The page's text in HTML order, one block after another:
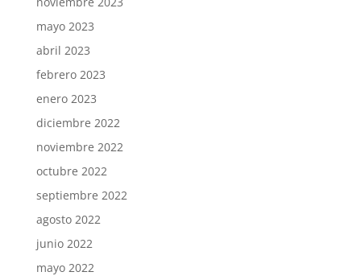
mayo 2023
abril 2023
febrero 2023
enero 2023
diciembre 2022
noviembre 2022
octubre 2022
septiembre 2022
agosto 2022
junio 2022
mayo 2022